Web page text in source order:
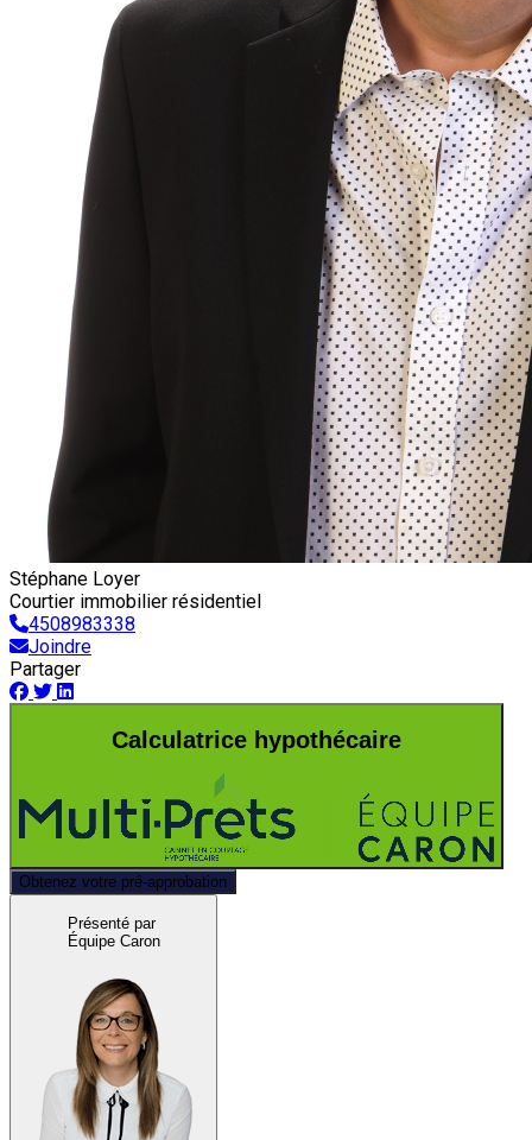
Stéphane Loyer
Courtier immobilier résidentiel
4508983338
Joindre
Partager
Calculatrice hypothécaire
Obtenez votre pré-approbation
Présenté par
Équipe Caron